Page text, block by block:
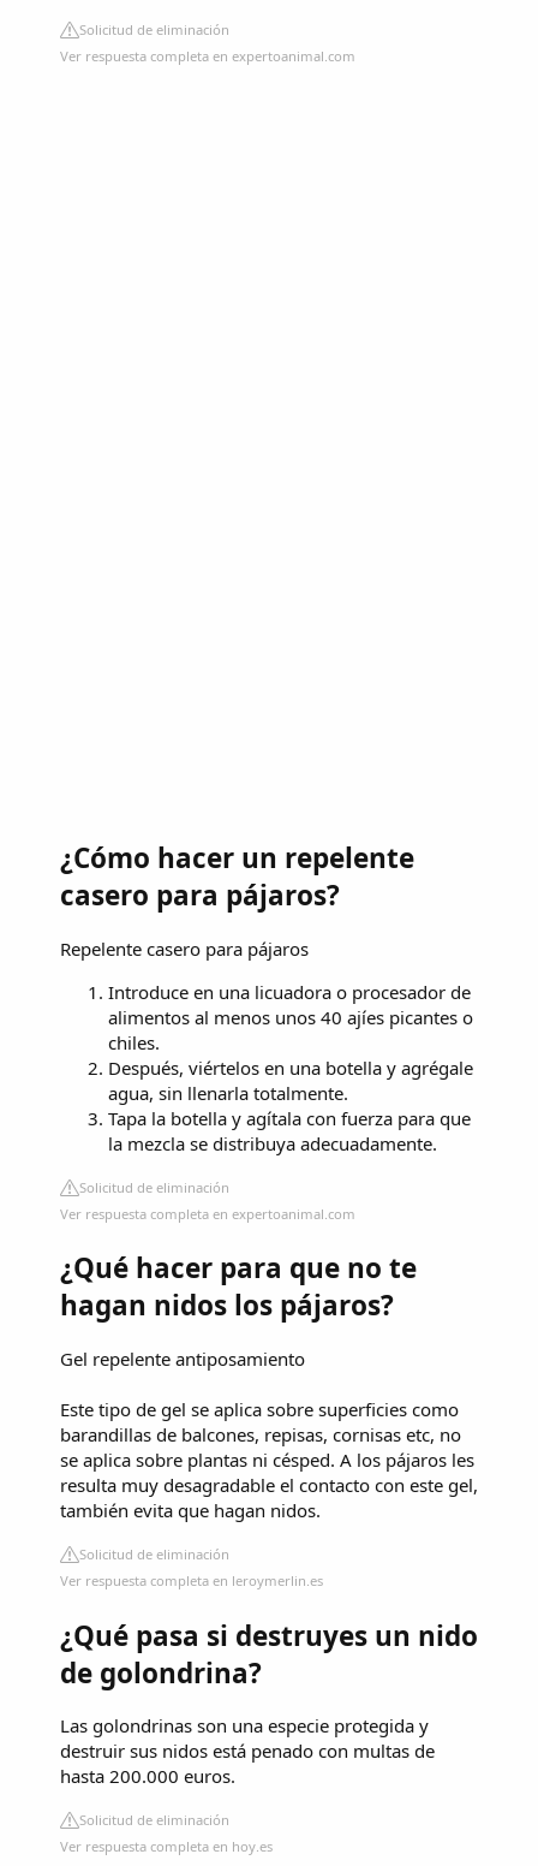
Solicitud de eliminación
Ver respuesta completa en expertoanimal.com
¿Cómo hacer un repelente
casero para pájaros?
Repelente casero para pájaros
Introduce en una licuadora o procesador de
alimentos al menos unos 40 ajíes picantes o
chiles.
Después, viértelos en una botella y agrégale
agua, sin llenarla totalmente.
Tapa la botella y agítala con fuerza para que
la mezcla se distribuya adecuadamente.
Solicitud de eliminación
Ver respuesta completa en expertoanimal.com
¿Qué hacer para que no te
hagan nidos los pájaros?
Gel repelente antiposamiento
Este tipo de gel se aplica sobre superficies como
barandillas de balcones, repisas, cornisas etc, no
se aplica sobre plantas ni césped. A los pájaros les
resulta muy desagradable el contacto con este gel,
también evita que hagan nidos.
Solicitud de eliminación
Ver respuesta completa en leroymerlin.es
¿Qué pasa si destruyes un nido
de golondrina?
Las golondrinas son una especie protegida y
destruir sus nidos está penado con multas de
hasta 200.000 euros.
Solicitud de eliminación
Ver respuesta completa en hoy.es